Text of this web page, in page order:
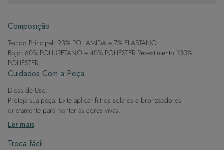
Conforto Duradouro: Fabricado com tecido de alta
qualidade, permitindo que você aproveite os dias de
sol com tranquilidade.
Design Moderno e Elegante: Cada detalhe é
pensado para entregar não apenas conforto, mas
também um estilo inigualável, garantindo que você se
sinta confiante e deslumbrante.
Seja na praia ou na piscina, esta peça garante que você
se sinta confiante e elegante em qualquer ocasião.
Composição
Tecido Principal: 93% POLIAMIDA e 7% ELASTANO
Bojo: 60% POLIURETANO e 40% POLIÉSTER Revestimento 100%
POLIÉSTER
Cuidados Com a Peça
Dicas de Uso:
Proteja sua peça: Evite aplicar filtros solares e bronzeadores
diretamente para manter as cores vivas.
Após a piscina: Lembre-se de que o cloro pode desgastar o tecido,
então enxague após sair da água.
Evite superfícies ásperas: Para manter a integridade do tecido, evite
Ler mais
Troca fácil